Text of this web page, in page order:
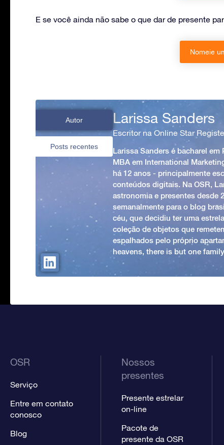
E se você ainda não sabe o que dar de presente
Nomeie
Autor
Posts recentes
Larissa Sanders
Escritor na Online Star
Larissa Sanders é bacharel
MBA em International
há 12 anos - principalmente
conteúdos digitais. Na OSR,
astronomia e presentes desde
semanalmente para o blog
céu, que decidiu ter uma
coleção de objetos que
espalhados pelo próprio
heavens, there is but one
OSR
Serviço
Entre em contato
conosco
Blog
Nossos
presentes
Presente estrelar
on-line
Pacote de
presente da OSR